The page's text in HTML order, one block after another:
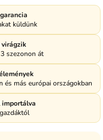
küldünk
szezonon át
és más európai országokban